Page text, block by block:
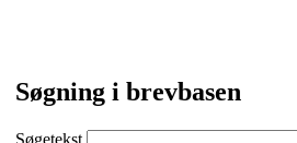
Søgning i brevbasen
Søgetekst